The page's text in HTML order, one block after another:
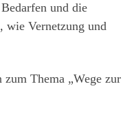
und die
wie Vernetzung und
Thema „Wege zur